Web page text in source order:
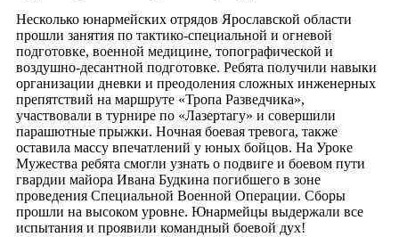
Несколько юнармейских отрядов Ярославской области
прошли занятия по тактико-специальной и огневой
подготовке, военной медицине, топографической и
воздушно-десантной подготовке. Ребята получили навыки
организации дневки и преодоления сложных инженерных
препятствий на маршруте «Тропа Разведчика»,
участвовали в турнире по «Лазертагу» и совершили
парашютные прыжки. Ночная боевая тревога, также
оставила массу впечатлений у юных бойцов. На Уроке
Мужества ребята смогли узнать о подвиге и боевом пути
гвардии майора Ивана Будкина погибшего в зоне
проведения Специальной Военной Операции. Сборы
прошли на высоком уровне. Юнармейцы выдержали все
испытания и проявили командный боевой дух!